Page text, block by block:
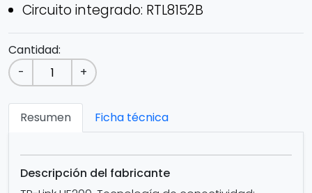
Circuito integrado: RTL8152B
Cantidad:
-
+
Resumen Ficha técnica
Descripción del fabricante